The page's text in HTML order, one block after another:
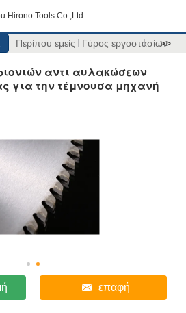
Hirono Tools Co.,Ltd
Περίπου εμείς Γύρος εργοστασίων
>>
αντι αυλακώσεων
για την τέμνουσα μηχανή
επαφή